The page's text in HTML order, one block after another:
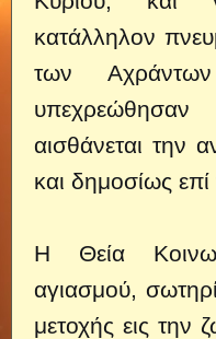
κατάλληλον
των
αισθάνεται την
και δημοσίως
Η Θεία
αγιασμού,
μετοχής εις την